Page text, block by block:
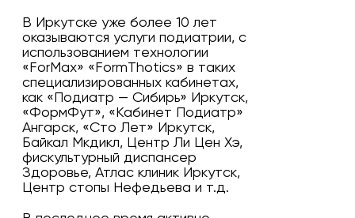
В Иркутске уже более 10 лет
оказываются услуги подиатрии, с
использованием технологии
«ForMax» «FormThotics» в таких
специализированных кабинетах,
как «Подиатр — Сибирь» Иркутск,
«ФормФут», «Кабинет Подиатр»
Ангарск, «Сто Лет» Иркутск,
Байкал Мкдикл, Центр Ли Цен Хэ,
фискультурный диспансер
Здоровье, Атлас клиник Иркутск,
Центр стопы Нефедьева и т.д.